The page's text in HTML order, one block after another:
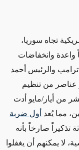
تجاه سوريا،
واعدة وانخفاضات
ترامب والرئيس أحمد
عناصر من تنظيم
من أيار/مايو أدت
مما يُعد أول ضربة
تذكيراً صارخاً بأنه
لا يمكنهم أن يغفلوا